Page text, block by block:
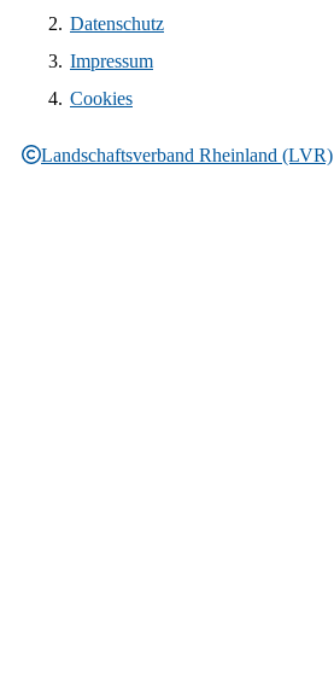
Landschaftsverband Rheinland (LVR)
Datenschutz
Impressum
Cookies